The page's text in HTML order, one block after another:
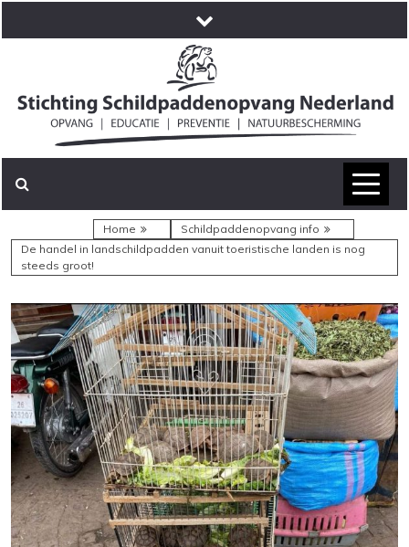
to
Home
Schildpaddenopvang info
De handel in landschildpadden vanuit toeristische landen is nog
steeds groot!